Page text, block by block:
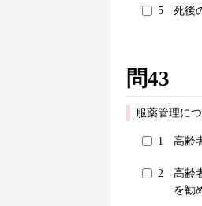
5 死後
問43
服薬管理に
1 高齢
2
高齢
を勧